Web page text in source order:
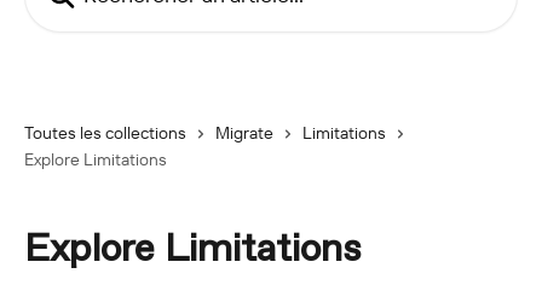
Toutes les collections Migrate
Limitations
Explore Limitations
Explore Limitations